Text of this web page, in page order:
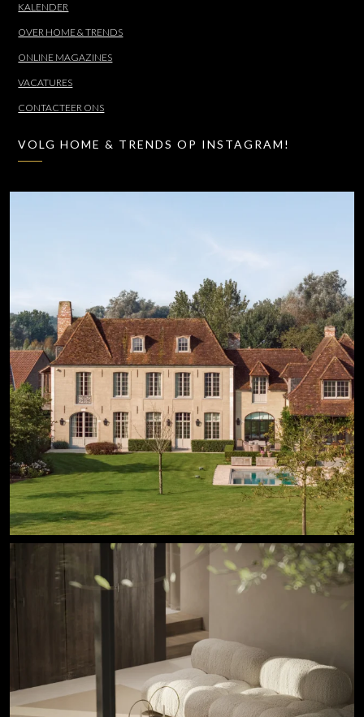
KALENDER
OVER HOME & TRENDS
ONLINE MAGAZINES
VACATURES
CONTACTEER ONS
VOLG HOME & TRENDS OP INSTAGRAM!